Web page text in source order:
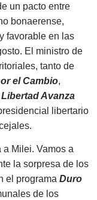
un pacto entre
bonaerense,
favorable en las
El ministro de
tanto de
el Cambio,
Avanza
libertario
.
a Milei. Vamos a
la sorpresa de los
el programa Duro
de los